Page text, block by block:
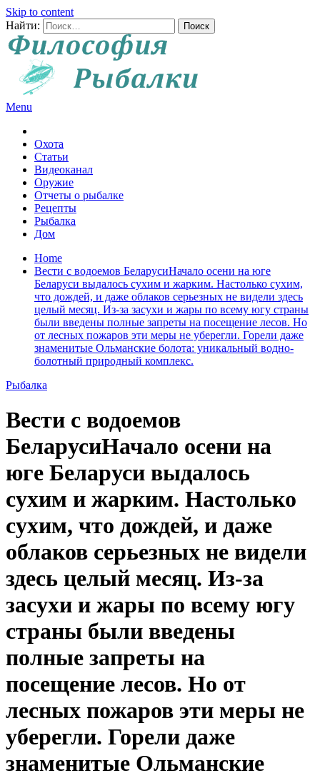
Skip to content
Найти:
Menu
Охота
Статьи
Видеоканал
Оружие
Отчеты о рыбалке
Рецепты
Рыбалка
Дом
Home
Вести с водоемов БеларусиНачало осени на юге
Беларуси выдалось сухим и жарким. Настолько сухим,
что дождей, и даже облаков серьезных не видели здесь
целый месяц. Из-за засухи и жары по всему югу страны
были введены полные запреты на посещение лесов. Но
от лесных пожаров эти меры не уберегли. Горели даже
знаменитые Ольманские болота: уникальный водно-
болотный природный комплекс.
Рыбалка
Вести с водоемов
БеларусиНачало осени на
юге Беларуси выдалось
сухим и жарким. Настолько
сухим, что дождей, и даже
облаков серьезных не видели
здесь целый месяц. Из-за
засухи и жары по всему югу
страны были введены
полные запреты на
посещение лесов. Но от
лесных пожаров эти меры не
уберегли. Горели даже
знаменитые Ольманские